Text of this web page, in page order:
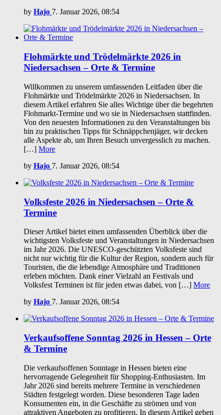
by Hajo 7. Januar 2026, 08:54
Flohmärkte und Trödelmärkte 2026 in
Niedersachsen – Orte & Termine
Willkommen zu unserem umfassenden Leitfaden über die
Flohmärkte und Trödelmärkte 2026 in Niedersachsen. In
diesem Artikel erfahren Sie alles Wichtige über die begehrten
Flohmarkt-Termine und wo sie in Niedersachsen stattfinden.
Von den neuesten Informationen zu den Veranstaltungen bis
hin zu praktischen Tipps für Schnäppchenjäger, wir decken
alle Aspekte ab, um Ihren Besuch unvergesslich zu machen.
[…] More
by Hajo 7. Januar 2026, 08:54
Volksfeste 2026 in Niedersachsen – Orte &
Termine
Dieser Artikel bietet einen umfassenden Überblick über die
wichtigsten Volksfeste und Veranstaltungen in Niedersachsen
im Jahr 2026. Die UNESCO-geschützten Volksfeste sind
nicht nur wichtig für die Kultur der Region, sondern auch für
Touristen, die die lebendige Atmosphäre und Traditionen
erleben möchten. Dank einer Vielzahl an Festivals und
Volksfest Terminen ist für jeden etwas dabei, von […] More
by Hajo 7. Januar 2026, 08:54
Verkaufsoffene Sonntag 2026 in Hessen – Orte
& Termine
Die verkaufsoffenen Sonntage in Hessen bieten eine
hervorragende Gelegenheit für Shopping-Enthusiasten. Im
Jahr 2026 sind bereits mehrere Termine in verschiedenen
Städten festgelegt worden. Diese besonderen Tage laden
Konsumenten ein, in die Geschäfte zu strömen und von
attraktiven Angeboten zu profitieren. In diesem Artikel geben